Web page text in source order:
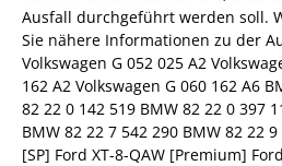
Ausfall durchgeführt werden soll.
Sie nähere Informationen zu der
Volkswagen G 052 025 A2
162 A2 Volkswagen G 060 162 A6
82 22 0 142 519 BMW 82 22 0 397
BMW 82 22 7 542 290 BMW 82 22
[SP] Ford XT-8-QAW [Premium]